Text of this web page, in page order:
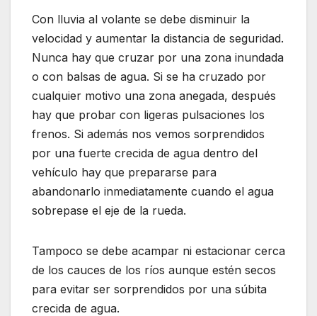
Con lluvia al volante se debe disminuir la
velocidad y aumentar la distancia de seguridad.
Nunca hay que cruzar por una zona inundada
o con balsas de agua. Si se ha cruzado por
cualquier motivo una zona anegada, después
hay que probar con ligeras pulsaciones los
frenos. Si además nos vemos sorprendidos
por una fuerte crecida de agua dentro del
vehículo hay que prepararse para
abandonarlo inmediatamente cuando el agua
sobrepase el eje de la rueda.
Tampoco se debe acampar ni estacionar cerca
de los cauces de los ríos aunque estén secos
para evitar ser sorprendidos por una súbita
crecida de agua.